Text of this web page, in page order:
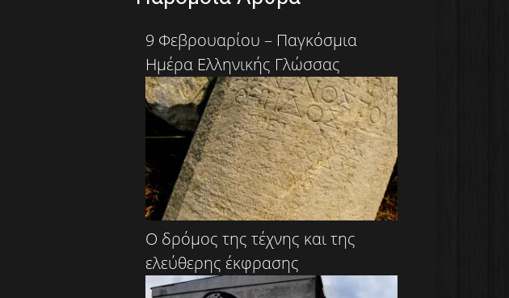
9 Φεβρουαρίου – Παγκόσμια
Ημέρα Ελληνικής Γλώσσας
Ο δρόμος της τέχνης και της
ελεύθερης έκφρασης